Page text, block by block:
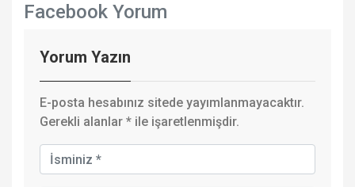
Facebook Yorum
Yorum Yazın
E-posta hesabınız sitede yayımlanmayacaktır.
Gerekli alanlar * ile işaretlenmişdir.